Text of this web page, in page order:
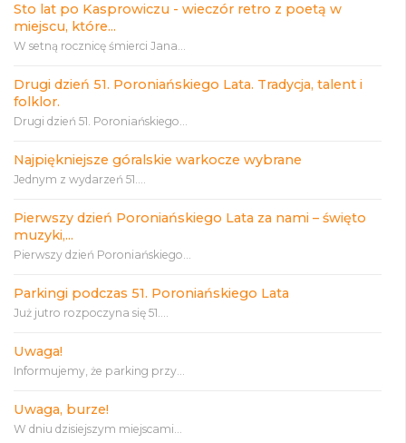
Sto lat po Kasprowiczu - wieczór retro z poetą w
miejscu, które...
W setną rocznicę śmierci Jana...
Drugi dzień 51. Poroniańskiego Lata. Tradycja, talent i
folklor.
Drugi dzień 51. Poroniańskiego...
Najpiękniejsze góralskie warkocze wybrane
Jednym z wydarzeń 51....
Pierwszy dzień Poroniańskiego Lata za nami – święto
muzyki,...
Pierwszy dzień Poroniańskiego...
Parkingi podczas 51. Poroniańskiego Lata
Już jutro rozpoczyna się 51....
Uwaga!
Informujemy, że parking przy...
Uwaga, burze!
W dniu dzisiejszym miejscami...